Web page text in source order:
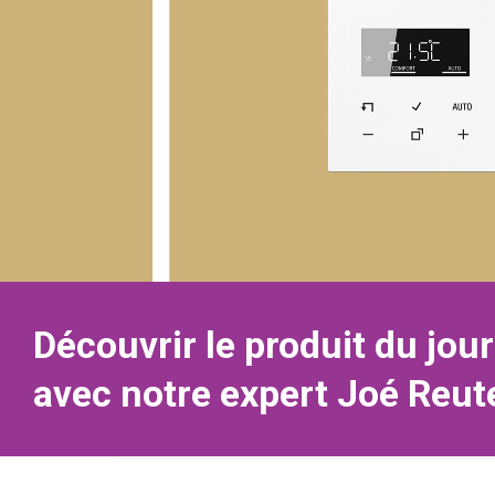
Découvrir le produit du jour
avec notre expert Joé